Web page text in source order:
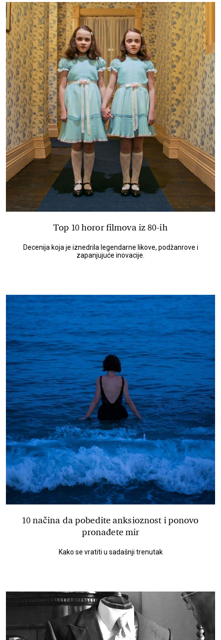
Top 10 horor filmova iz 80-ih
Decenija koja je iznedrila legendarne likove, podžanrove i
zapanjujuće inovacije.
10 načina da pobedite anksioznost i ponovo
pronađete mir
Kako se vratiti u sadašnji trenutak